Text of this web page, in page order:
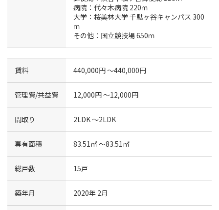
病院：代々木病院 220ｍ
大学：桜美林大学 千駄ヶ谷キャンパス 300
ｍ
その他：国立競技場 650ｍ
賃料 440,000円 〜440,000円
管理費/共益費 12,000円 〜12,000円
間取り 2LDK 〜2LDK
専有面積 83.51㎡ 〜83.51㎡
総戸数 15戸
築年月 2020年 2月